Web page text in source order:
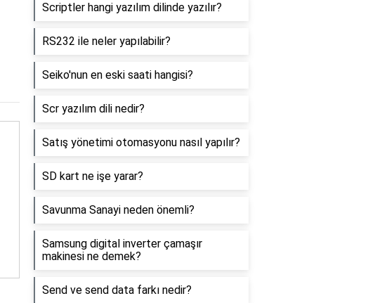
Scriptler hangi yazılım dilinde yazılır?
RS232 ile neler yapılabilir?
Seiko'nun en eski saati hangisi?
Scr yazılım dili nedir?
Satış yönetimi otomasyonu nasıl yapılır?
SD kart ne işe yarar?
Savunma Sanayi neden önemli?
Samsung digital inverter çamaşır
makinesi ne demek?
Send ve send data farkı nedir?